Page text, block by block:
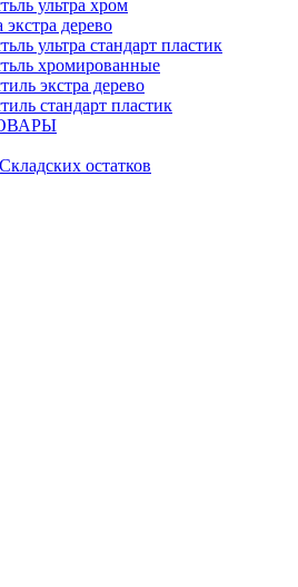
ультра хром
экстра дерево
ультра стандарт пластик
хромированные
экстра дерево
стандарт пластик
остатков